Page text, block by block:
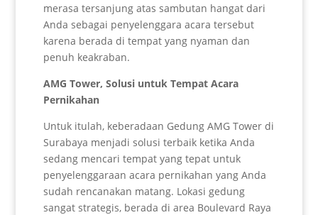
merasa tersanjung atas sambutan hangat dari
Anda sebagai penyelenggara acara tersebut
karena berada di tempat yang nyaman dan
penuh keakraban.
AMG Tower, Solusi untuk Tempat Acara
Pernikahan
Untuk itulah, keberadaan Gedung AMG Tower di
Surabaya menjadi solusi terbaik ketika Anda
sedang mencari tempat yang tepat untuk
penyelenggaraan acara pernikahan yang Anda
sudah rencanakan matang. Lokasi gedung
sangat strategis, berada di area Boulevard Raya